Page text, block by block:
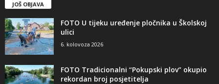
JOŠ OBJAVA
FOTO U tijeku uređenje pločnika u Školskoj
ulici
6. kolovoza 2026
FOTO Tradicionalni “Pokupski plov” okupio
rekordan broj posjetitelja